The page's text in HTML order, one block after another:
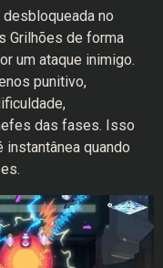
no
Grilhões de forma
um ataque inimigo.
punitivo,
das fases. Isso
instantânea quando